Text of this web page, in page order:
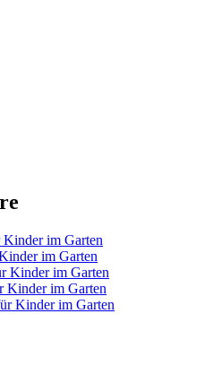
Kinder im Garten
im Garten
Kinder im Garten
Kinder im Garten
Kinder im Garten